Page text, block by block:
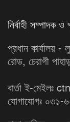
নির্বাহী সম্পাদক
প্রধান কার্যালয়
রোড, চেরাগী
বার্তা ই-
যোগাযোগঃ